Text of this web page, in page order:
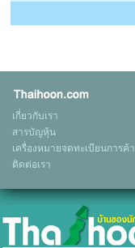
เกี่ยวกับเรา
สารบัญหุ้น
เครื่องหมายจดทะเบียนการค้า
ติดต่อเรา